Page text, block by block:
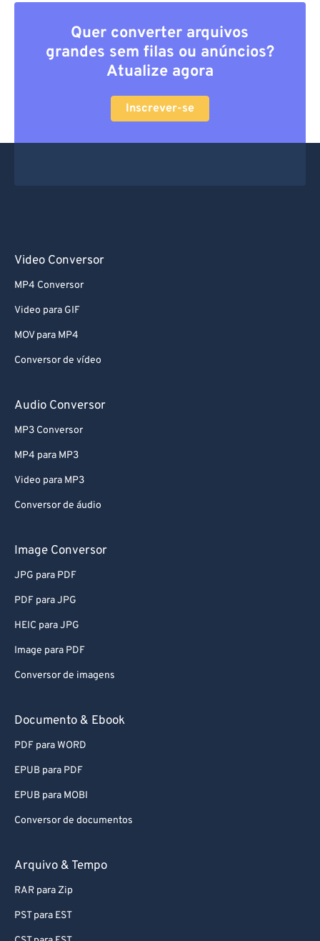
Quer converter arquivos
grandes sem filas ou anúncios?
Atualize agora
Inscrever-se
Video Conversor
MP4 Conversor
Video para GIF
MOV para MP4
Conversor de vídeo
Audio Conversor
MP3 Conversor
MP4 para MP3
Video para MP3
Conversor de áudio
Image Conversor
JPG para PDF
PDF para JPG
HEIC para JPG
Image para PDF
Conversor de imagens
Documento & Ebook
PDF para WORD
EPUB para PDF
EPUB para MOBI
Conversor de documentos
Arquivo & Tempo
RAR para Zip
PST para EST